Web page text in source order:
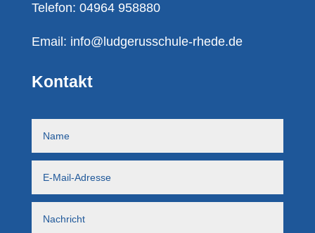
Telefon: 04964 958880
Email: info@ludgerusschule-rhede.de
Kontakt